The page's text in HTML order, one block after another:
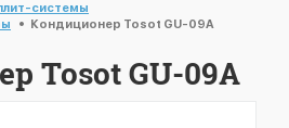
системы
Кондиционер Tosot GU-09A
Tosot GU-09A